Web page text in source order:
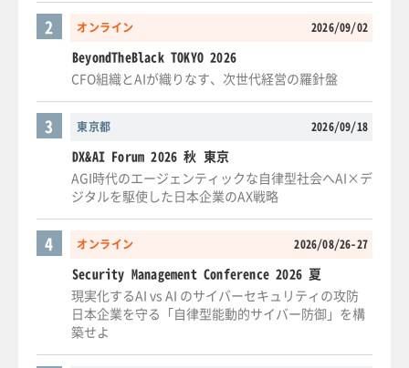
オンライン 2026/09/02
2
BeyondTheBlack TOKYO 2026
CFO組織とAIが織りなす、次世代経営の羅針盤
東京都 2026/09/18
3
DX&AI Forum 2026 秋 東京
AGI時代のエージェンティックな自律型社会へAI×デ
ジタルを駆使した日本企業のAX戦略
オンライン 2026/08/26-27
4
Security Management Conference 2026 夏
現実化するAI vs AI のサイバーセキュリティの攻防
日本企業を守る「自律型能動的サイバー防御」を構
築せよ